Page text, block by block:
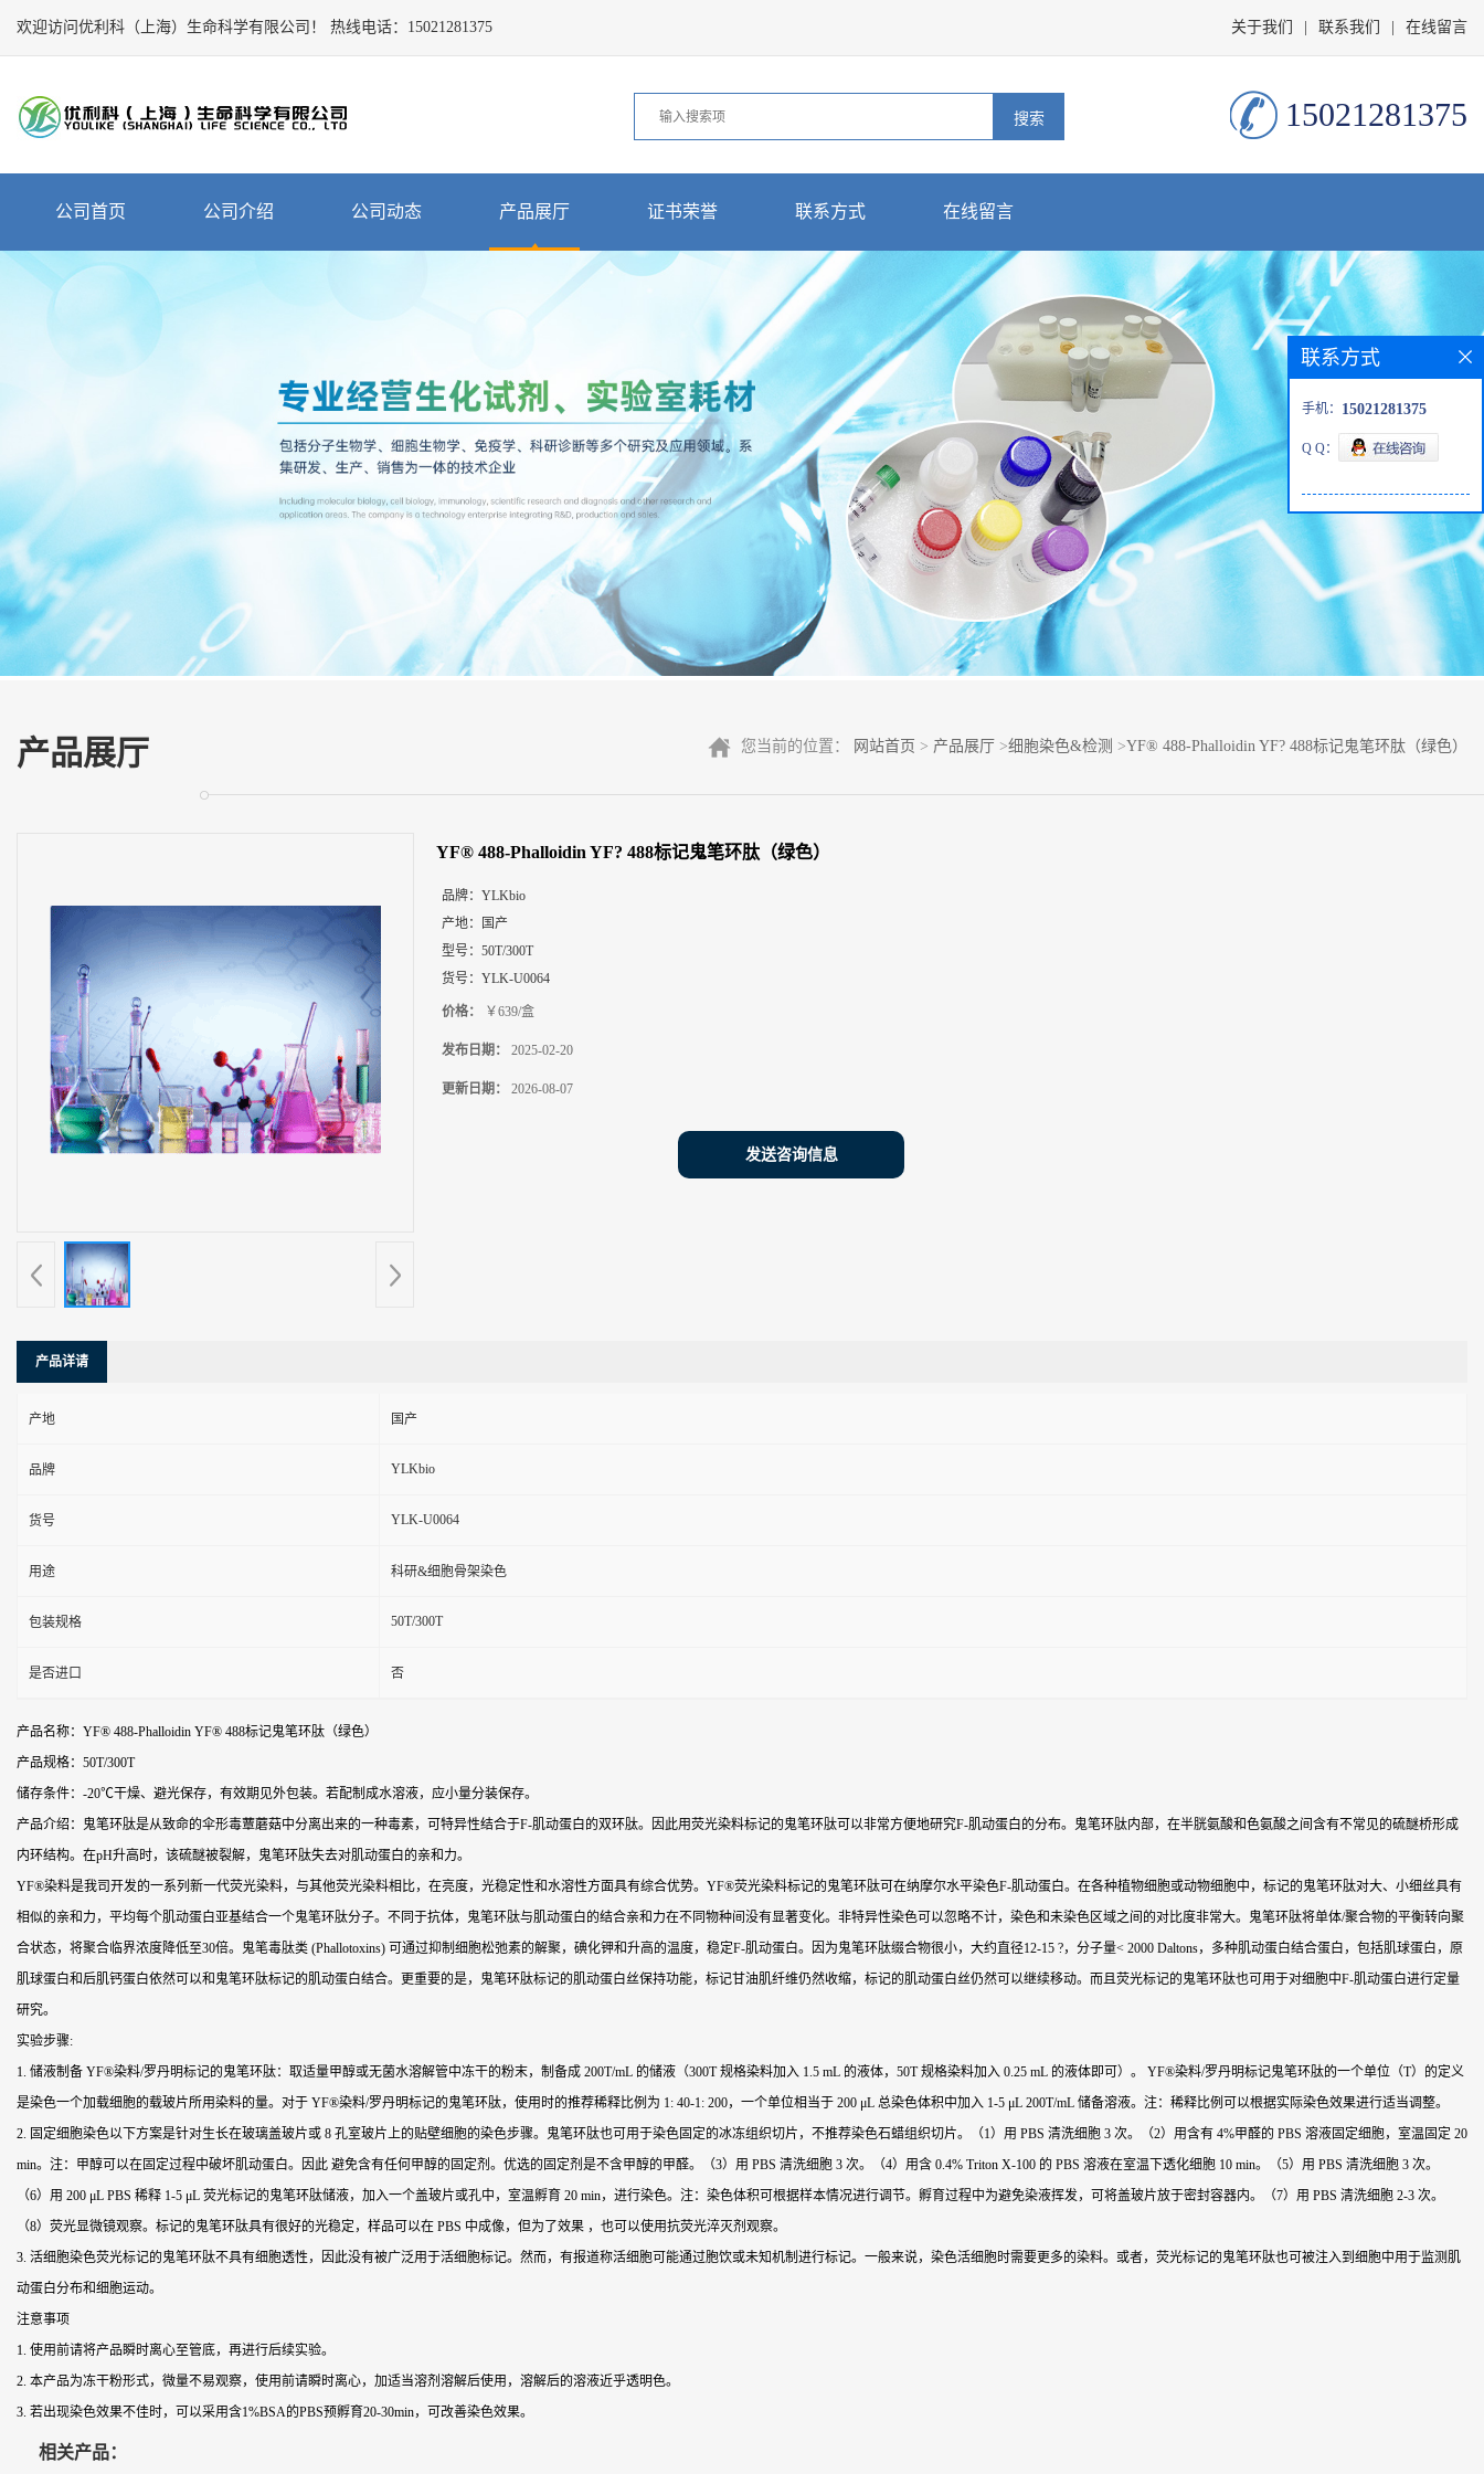
欢迎访问优利科（上海）生命科学有限公司！ 热线电话： 15021281375 关于我们 联系我们 在线留言
15021281375
Close
司
首
介
绍
证
书
荣
誉
方
式
公司首页 公司介绍 公司动态 产品展厅 证书荣誉 联系方式 在线留言
产品展厅 您当前的位置： 网站首页 > 产品展厅 >细胞染色&检测 >YF® 488-Phalloidin YF? 488标记鬼笔环肽（绿色）
YF® 488-Phalloidin YF? 488标记鬼笔环肽（绿色）
品牌： YLKbio
产地：
国产
型号： 50T/300T
货号： YLK-U0064
价格： ￥639/盒
发布日期： 2025-02-20
更新日期： 2026-08-07
发送咨询信息
产品详请
产地 国产
品牌 YLKbio
货号 YLK-U0064
用途 科研&细胞骨架染色
包装规格 50T/300T
是否进口 否
产品名称：YF® 488-Phalloidin YF® 488标记鬼笔环肽（绿色）
产品规格：50T/300T
储存条件：-20℃干燥、避光保存，有效期见外包装。若配制成水溶液，应小量分装保存。
产品介绍：鬼笔环肽是从致命的伞形毒蕈蘑菇中分离出来的一种毒素，可特异性结合于F-肌动蛋白的双环肽。因此用荧光染料标记的鬼笔环肽可以非常方便地研究F-肌动蛋白的分布。鬼笔环肽内部，在半胱氨酸和色氨酸之间含有不常见的硫醚桥形成
内环结构。在pH升高时，该硫醚被裂解，鬼笔环肽失去对肌动蛋白的亲和力。
YF®染料是我司开发的一系列新一代荧光染料，与其他荧光染料相比，在亮度，光稳定性和水溶性方面具有综合优势。YF®荧光染料标记的鬼笔环肽可在纳摩尔水平染色F-肌动蛋白。在各种植物细胞或动物细胞中，标记的鬼笔环肽对大、小细丝具有
相似的亲和力，平均每个肌动蛋白亚基结合一个鬼笔环肽分子。不同于抗体，鬼笔环肽与肌动蛋白的结合亲和力在不同物种间没有显著变化。非特异性染色可以忽略不计，染色和未染色区域之间的对比度非常大。鬼笔环肽将单体/聚合物的平衡转向聚
合状态，将聚合临界浓度降低至30倍。鬼笔毒肽类 (Phallotoxins) 可通过抑制细胞松弛素的解聚，碘化钾和升高的温度，稳定F-肌动蛋白。因为鬼笔环肽缀合物很小，大约直径12-15 ?，分子量< 2000 Daltons，多种肌动蛋白结合蛋白，包括肌球蛋白，原
肌球蛋白和后肌钙蛋白依然可以和鬼笔环肽标记的肌动蛋白结合。更重要的是，鬼笔环肽标记的肌动蛋白丝保持功能，标记甘油肌纤维仍然收缩，标记的肌动蛋白丝仍然可以继续移动。而且荧光标记的鬼笔环肽也可用于对细胞中F-肌动蛋白进行定量
研究。
实验步骤:
1. 储液制备 YF®染料/罗丹明标记的鬼笔环肽：取适量甲醇或无菌水溶解管中冻干的粉末，制备成 200T/mL 的储液（300T 规格染料加入 1.5 mL 的液体，50T 规格染料加入 0.25 mL 的液体即可）。 YF®染料/罗丹明标记鬼笔环肽的一个单位（T）的定义
是染色一个加载细胞的载玻片所用染料的量。对于 YF®染料/罗丹明标记的鬼笔环肽，使用时的推荐稀释比例为 1: 40-1: 200，一个单位相当于 200 μL 总染色体积中加入 1-5 μL 200T/mL 储备溶液。注：稀释比例可以根据实际染色效果进行适当调整。
2. 固定细胞染色以下方案是针对生长在玻璃盖玻片或 8 孔室玻片上的贴壁细胞的染色步骤。鬼笔环肽也可用于染色固定的冰冻组织切片，不推荐染色石蜡组织切片。（1）用 PBS 清洗细胞 3 次。（2）用含有 4%甲醛的 PBS 溶液固定细胞，室温固定 20
min。注：甲醇可以在固定过程中破坏肌动蛋白。因此 避免含有任何甲醇的固定剂。优选的固定剂是不含甲醇的甲醛。（3）用 PBS 清洗细胞 3 次。（4）用含 0.4% Triton X-100 的 PBS 溶液在室温下透化细胞 10 min。（5）用 PBS 清洗细胞 3 次。
（6）用 200 μL PBS 稀释 1-5 μL 荧光标记的鬼笔环肽储液，加入一个盖玻片或孔中，室温孵育 20 min，进行染色。注：染色体积可根据样本情况进行调节。孵育过程中为避免染液挥发，可将盖玻片放于密封容器内。（7）用 PBS 清洗细胞 2-3 次。
（8）荧光显微镜观察。标记的鬼笔环肽具有很好的光稳定，样品可以在 PBS 中成像，但为了效果 ，也可以使用抗荧光淬灭剂观察。
3. 活细胞染色荧光标记的鬼笔环肽不具有细胞透性，因此没有被广泛用于活细胞标记。然而，有报道称活细胞可能通过胞饮或未知机制进行标记。一般来说，染色活细胞时需要更多的染料。或者，荧光标记的鬼笔环肽也可被注入到细胞中用于监测肌
动蛋白分布和细胞运动。
注意事项
1. 使用前请将产品瞬时离心至管底，再进行后续实验。
2. 本产品为冻干粉形式，微量不易观察，使用前请瞬时离心，加适当溶剂溶解后使用，溶解后的溶液近乎透明色。
3. 若出现染色效果不佳时，可以采用含1%BSA的PBS预孵育20-30min，可改善染色效果。
相关产品：
联系方式
手机： 15021281375
Q Q：